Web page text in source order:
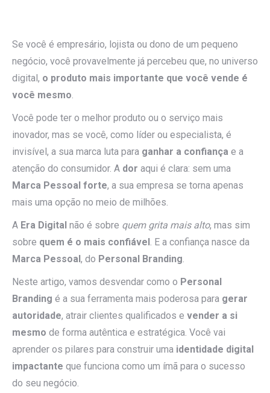
Se você é empresário, lojista ou dono de um pequeno
negócio, você provavelmente já percebeu que, no universo
digital, o produto mais importante que você vende é
você mesmo.
Você pode ter o melhor produto ou o serviço mais
inovador, mas se você, como líder ou especialista, é
invisível, a sua marca luta para ganhar a confiança e a
atenção do consumidor. A dor aqui é clara: sem uma
Marca Pessoal forte, a sua empresa se torna apenas
mais uma opção no meio de milhões.
A Era Digital não é sobre quem grita mais alto, mas sim
sobre quem é o mais confiável. E a confiança nasce da
Marca Pessoal, do Personal Branding.
Neste artigo, vamos desvendar como o Personal
Branding é a sua ferramenta mais poderosa para gerar
autoridade, atrair clientes qualificados e vender a si
mesmo de forma autêntica e estratégica. Você vai
aprender os pilares para construir uma identidade digital
impactante que funciona como um ímã para o sucesso
do seu negócio.